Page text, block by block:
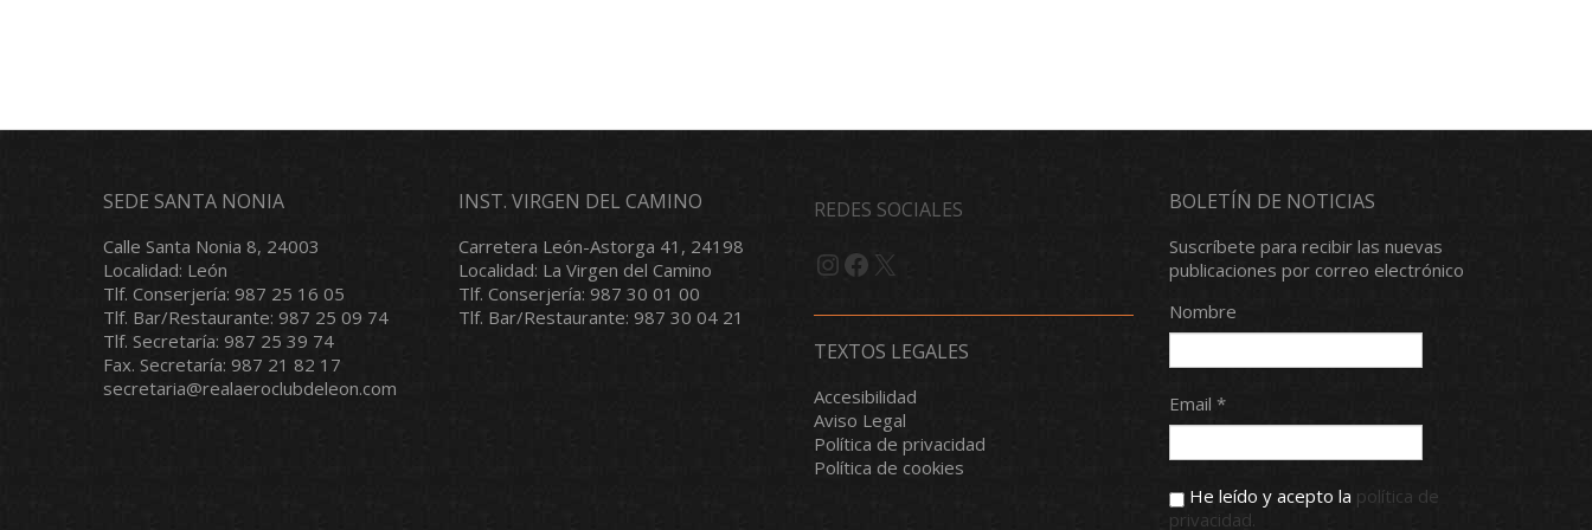
SEDE SANTA NONIA
Calle Santa Nonia 8, 24003
Localidad: León
Tlf. Conserjería: 987 25 16 05
Tlf. Bar/Restaurante: 987 25 09 74
Tlf. Secretaría: 987 25 39 74
Fax. Secretaría: 987 21 82 17
secretaria@realaeroclubdeleon.com
INST. VIRGEN DEL CAMINO
Carretera León-Astorga 41, 24198
Localidad: La Virgen del Camino
Tlf. Conserjería: 987 30 01 00
Tlf. Bar/Restaurante: 987 30 04 21
REDES SOCIALES
Instagram
Facebook
X
TEXTOS LEGALES
Accesibilidad
Aviso Legal
Política de privacidad
Política de cookies
BOLETÍN DE NOTICIAS
Suscríbete para recibir las nuevas
publicaciones por correo electrónico
Nombre
Email *
He leído y acepto la política de
privacidad.